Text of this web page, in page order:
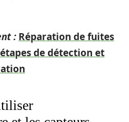
: Réparation de fuites
de détection et